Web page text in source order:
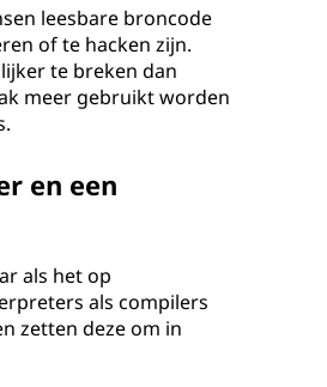
leesbare broncode
of te hacken zijn.
te breken dan
meer gebruikt worden
en een
als het op
als compilers
zetten deze om in